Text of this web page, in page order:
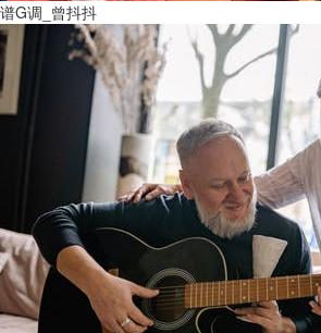
谱G调_曾抖抖